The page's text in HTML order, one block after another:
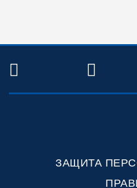
TWITTER
ЗАЩИТА